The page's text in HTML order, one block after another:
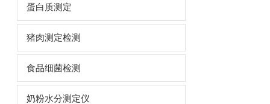
蛋白质测定
猪肉测定检测
食品细菌检测
奶粉水分测定仪